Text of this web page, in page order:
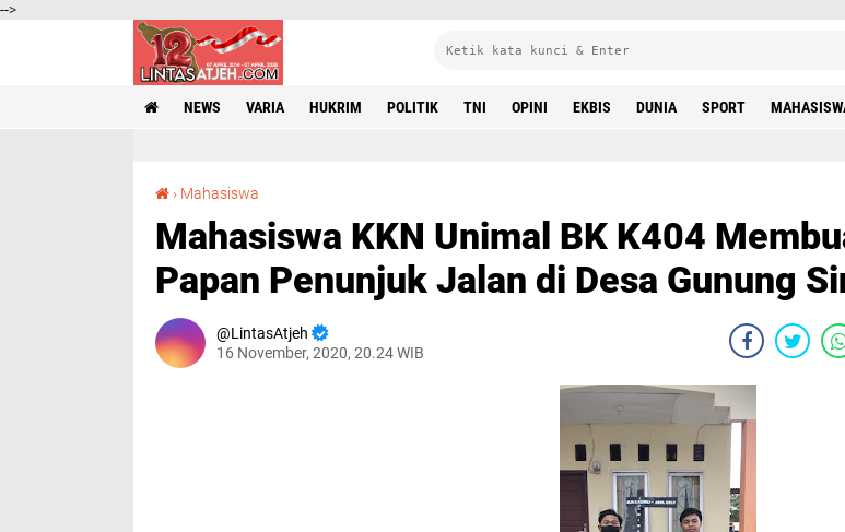
-->
NEWS VARIA HUKRIM POLITIK TNI OPINI EKBIS DUNIA SPORT
› Mahasiswa
Mahasiswa KKN Unimal BK K404
Papan Penunjuk Jalan di Desa Gunung
LintasAtjeh
16 November, 2020, 20.24 WIB